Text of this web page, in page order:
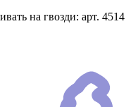
на гвозди: арт. 4514